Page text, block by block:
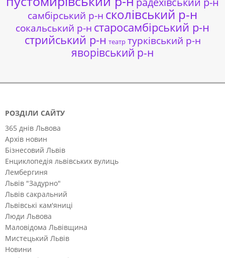
самбірський р-н сколівський р-н
сокальський р-н старосамбірський р-н
стрийський р-н театр турківський р-н
яворівський р-н
РОЗДІЛИ САЙТУ
365 днів Львова
Архів новин
Бізнесовий Львів
Енциклопедія львівських вулиць
Лембергиня
Львів "Задурно"
Львів сакральний
Львівські кам'яниці
Люди Львова
Маловідома Львівщина
Мистецький Львів
Новини